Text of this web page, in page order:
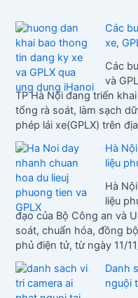
Các
xe,
Các
và
TP Hà Nội đang triển
tổng rà soát, làm sạch
phép lái xe(GPLX) trên
Hà
liệu
Hà
liệu
đạo của Bộ Công an và
soát, chuẩn hóa, đồng
phủ điện tử, từ ngày 11/
Danh
nguội